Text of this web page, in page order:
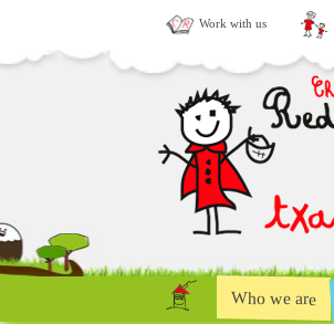
Work with us
Who we are